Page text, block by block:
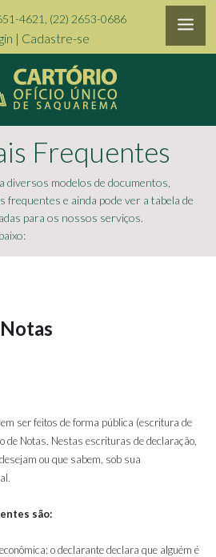
4621, (22) 2653-0686
| Cadastre-se
Frequentes
diversos modelos de documentos,
frequentes e ainda pode ver a tabela de
para os nossos serviços.
ser feitos de forma pública (escritura de
de Notas. Nestas escrituras de declaração,
ou que sabem, sob sua
são:
o declarante declara que alguém é